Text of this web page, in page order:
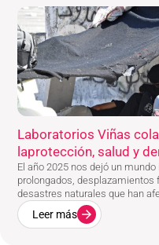
Laboratorios Viñas
laprotección, salud y
El año 2025 nos dejó un
prolongados,
desastres naturales que han
Leer más